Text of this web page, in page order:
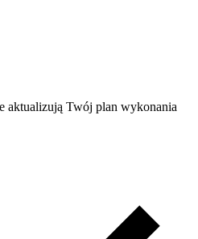
aktualizują Twój plan wykonania